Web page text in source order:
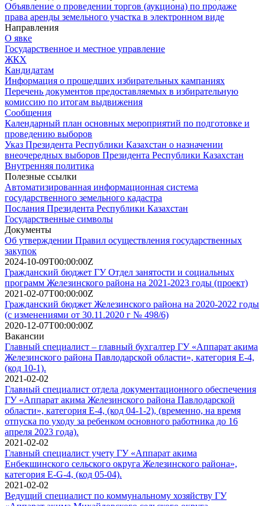
Объявление о проведении торгов (аукциона) по продаже
права аренды земельного участка в электронном виде
Направления
О явке
Государственное и местное управление
ЖКХ
Кандидатам
Информация о прошедших избирательных кампаниях
Перечень документов предоставляемых в избирательную
комиссию по итогам выдвижения
Сообщения
Календарный план основных мероприятий по подготовке и
проведению выборов
Указ Президента Республики Казахстан о назначении
внеочередных выборов Президента Республики Казахстан
Внутренняя политика
Полезные ссылки
Автоматизированная информационная система
государственного земельного кадастра
Послания Президента Республики Казахстан
Государственные символы
Документы
Об утверждении Правил осуществления государственных
закупок
2024-10-09T00:00:00Z
Гражданский бюджет ГУ Отдел занятости и социальных
программ Железинского района на 2021-2023 годы (проект)
2021-02-07T00:00:00Z
Гражданский бюджет Железинского района на 2020-2022 годы
(с изменениями от 30.11.2020 г № 498/6)
2020-12-07T00:00:00Z
Вакансии
Главный специалист – главный бухгалтер ГУ «Аппарат акима
Железинского района Павлодарской области», категория E-4,
(код 10-1).
2021-02-02
Главный специалист отдела документационного обеспечения
ГУ «Аппарат акима Железинского района Павлодарской
области», категория E-4, (код 04-1-2), (временно, на время
отпуска по уходу за ребенком основного работника до 16
апреля 2023 года).
2021-02-02
Главный специалист учету ГУ «Аппарат акима
Енбекшинского сельского округа Железинского района»,
категория E-G-4, (код 05-04).
2021-02-02
Ведущий специалист по коммунальному хозяйству ГУ